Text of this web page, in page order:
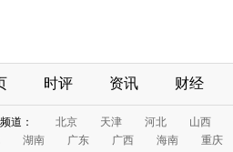
时评 资讯 财经
道： 北京 天津 河北 山西
湖南 广东 广西 海南 重庆